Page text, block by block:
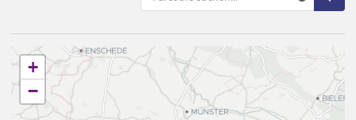
+
−